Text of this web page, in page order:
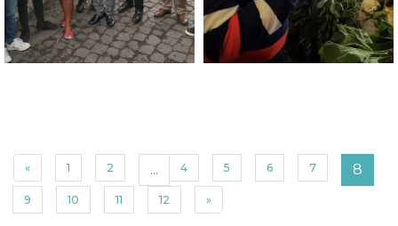
« 1 2 ... 4 5 6 7 8
9 10 11 12 »